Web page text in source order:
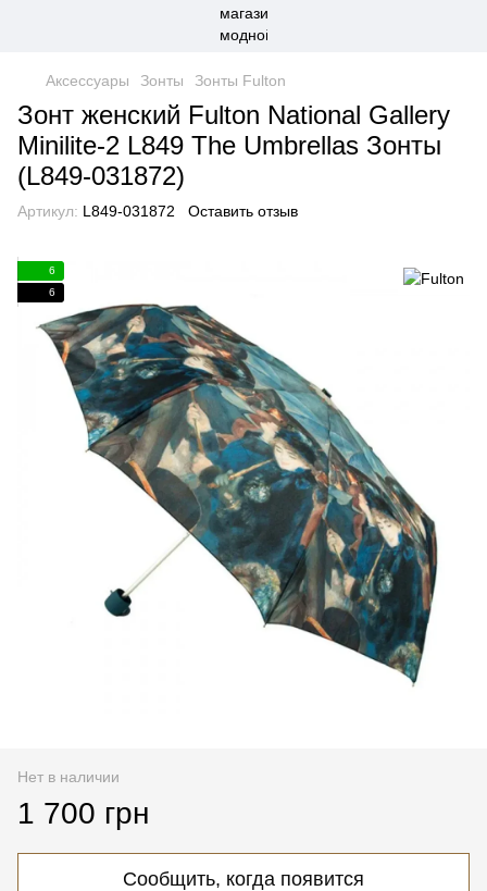
Аксессуары Зонты Зонты Fulton
Зонт женский Fulton National Gallery
Minilite-2 L849 The Umbrellas Зонты
(L849-031872)
Артикул: L849-031872 Оставить отзыв
6
6
Нет в наличии
1 700 грн
Сообщить, когда появится